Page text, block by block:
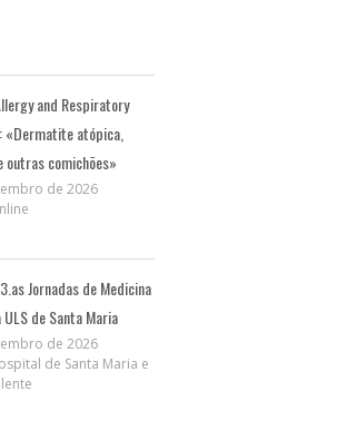
and Respiratory
«Dermatite atópica,
outras comichões»
de 2026
Jornadas de Medicina
de Santa Maria
de 2026
de Santa Maria e